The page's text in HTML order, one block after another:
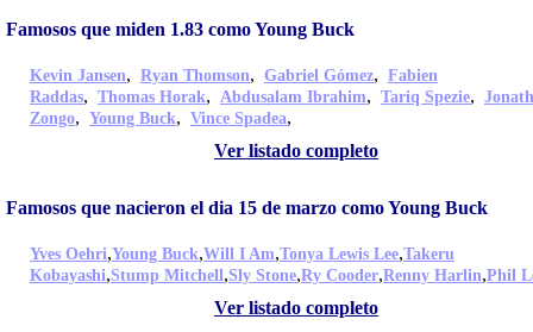
Famosos que miden 1.83 como Young Buck
Kevin Jansen, Ryan Thomson, Gabriel Gómez, Fabien
Raddas, Thomas Horak, Abdusalam Ibrahim, Tariq Spezie,
Zongo, Young Buck, Vince Spadea,
Ver listado completo
Famosos que nacieron el dia 15 de marzo como Young Buck
Yves Oehri,Young Buck,Will I Am,Tonya Lewis Lee,Takeru
Kobayashi,Stump Mitchell,Sly Stone,Ry Cooder,Renny Harlin,Phil
Ver listado completo